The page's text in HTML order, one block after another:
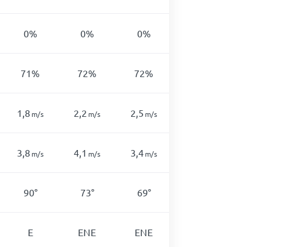
0% 0% 0%
71% 72% 72%
1,8 m/s 2,2 m/s 2,5 m/s
3,8 m/s 4,1 m/s 3,4m/s
90° 73° 69°
E ENE ENE